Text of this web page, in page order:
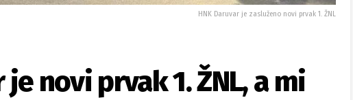
HNK Daruvar je zasluženo novi prvak 1. ŽNL
je novi prvak 1. ŽNL, a mi